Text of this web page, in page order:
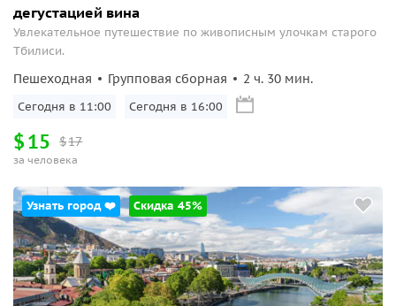
дегустацией вина
Увлекательное путешествие по живописным улочкам старого
Тбилиси.
Пешеходная Групповая сборная 2 ч. 30 мин.
Сегодня в 11:00 Сегодня в 16:00
$17
$15
за человека
Узнать город ❤️ Скидка 45%